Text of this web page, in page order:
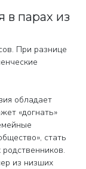
парах из
При разнице
обладает
«догнать»
стать
из низших